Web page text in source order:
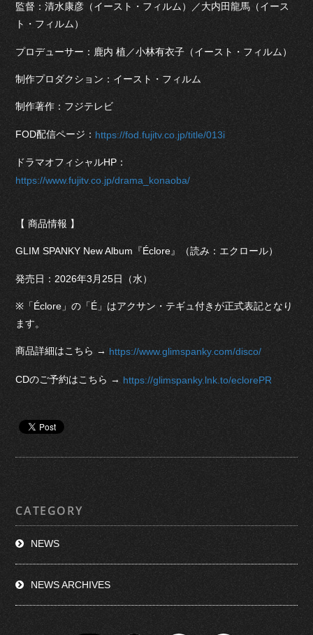
監督：清水康彦（イースト・フィルム）／大内田龍馬（イース
ト・フィルム）
プロデューサー：鹿内 植／小林有衣子（イースト・フィルム）
制作プロダクション：イースト・フィルム
制作著作：フジテレビ
FOD配信ページ： https://fod.fujitv.co.jp/title/013i
ドラマオフィシャルHP：
https://www.fujitv.co.jp/drama_konaoba/
【 商品情報 】
GLIM SPANKY New Album『Éclore』（読み：エクロール）
発売日：2026年3月25日（水）
※「Éclore」の「É」はアクサン・テギュ付きが正式表記となり
ます。
商品詳細はこちら → https://www.glimspanky.com/disco/
CDのご予約はこちら → https://glimspanky.lnk.to/eclorePR
CATEGORY
NEWS
NEWS ARCHIVES